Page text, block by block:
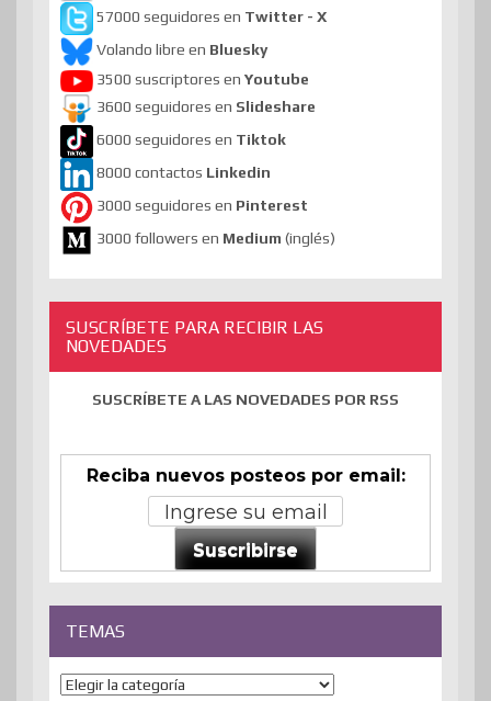
57000 seguidores en Twitter - X
Volando libre en Bluesky
3500 suscriptores en Youtube
3600 seguidores en Slideshare
6000 seguidores en Tiktok
8000 contactos Linkedin
3000 seguidores en Pinterest
3000 followers en Medium (inglés)
SUSCRÍBETE PARA RECIBIR LAS
NOVEDADES
SUSCRÍBETE A LAS NOVEDADES POR RSS
Reciba nuevos posteos por email:
Suscribirse
TEMAS
Temas